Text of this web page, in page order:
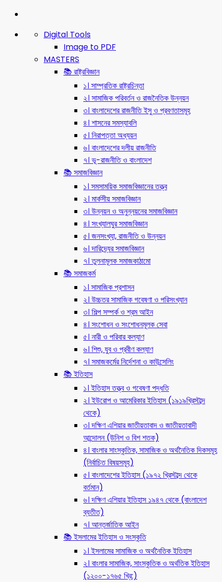
Digital Tools
Image to PDF
MASTERS
📚 রাষ্ট্রবিজ্ঞান
১। সাম্প্রতিক রাষ্ট্রচিন্তা
২। সামাজিক পরিবর্তন ও রাজনৈতিক উন্নয়ন
৩। বাংলাদেশের রাজনীতি ইসু ও প্রবণতাসমূহ
৪। শাসনের সমস্যাবলি
৫। নিরাপত্তা অধ্যয়ন
৬। বাংলাদেশের দলীয় রাজনীতি
৭। ভূ-রাজনীতি ও বাংলাদেশ
📚 সমাজবিজ্ঞান
১। সমসাময়িক সমাজবিজ্ঞানের তত্ত্ব
২। মার্কসীয় সমাজবিজ্ঞান
৩। উন্নয়ন ও অনুন্নয়নের সমাজবিজ্ঞান
৪। সংখ্যালঘুর সমাজবিজ্ঞান
৫। জনসংখ্যা, রাজনীতি ও উন্নয়ন
৬। দারিদ্র্যের সমাজবিজ্ঞান
৭। তুলনামূলক সমাজকাঠামো
📚 সমাজকর্ম
১। সামাজিক প্রশাসন
২। উচ্চতর সামাজিক গবেষণা ও পরিসংখ্যান
৩। শিল্প সম্পর্ক ও শ্রম আইন
৪। সংশোধন ও সংশোধনমূলক সেবা
৫। নারী ও পরিবার কল্যাণ
৬। শিশু, যুব ও প্রবীণ কল্যাণ
৭। সমাজকর্মের নির্দেশনা ও কাউন্সেলিং
📚 ইতিহাস
১। ইতিহাস তত্ত্ব ও গবেষণা পদ্ধতি
২। ইউরোপ ও আমেরিকার ইতিহাস (১৯১৯খ্রিস্টাব্দ
থেকে)
৩। দক্ষিণ এশিয়ার জাতীয়তাবাদ ও জাতীয়তাবাদী
আন্দোলন (উনিশ ও বিশ শতক)
৪। বাংলার সাংস্কৃতিক, সামাজিক ও অর্থনৈতিক দিকসমূহ
(নির্বাচিত বিষয়সমূহ)
৫। বাংলাদেশের ইতিহাস (১৯৭২ খ্রিস্টাব্দ থেকে
বর্তমান)
৬। দক্ষিণ এশিয়ার ইতিহাস ১৯৪৭ থেকে (বাংলাদেশ
ব্যতীত)
৭। আন্তর্জাতিক আইন
📚 ইসলামের ইতিহাস ও সংস্কৃতি
১। ইসলামের সামাজিক ও অর্থনৈতিক ইতিহাস
২। বাংলার সামাজিক, সাংস্কৃতিক ও অর্থতিক ইতিহাস
(১২০০-১৭৬৫ খ্রি:)